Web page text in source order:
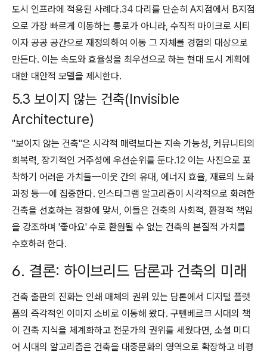
도시 인프라에 적용된 사례다.34 다리를 단순히 A지점에서 B지점
으로 가장 빠르게 이동하는 통로가 아니라, 수직적 마이크로 시티
이자 공공 공간으로 재정의하여 이동 그 자체를 경험의 대상으로
만든다. 이는 속도와 효율성을 최우선으로 하는 현대 도시 계획에
대한 대안적 모델을 제시한다.
5.3 보이지 않는 건축(Invisible
Architecture)
"보이지 않는 건축"은 시각적 매력보다는 지속 가능성, 커뮤니티의
회복력, 장기적인 거주성에 우선순위를 둔다.12 이는 사진으로 포
착하기 어려운 가치들—이웃 간의 유대, 에너지 효율, 재료의 노화
과정 등—에 집중한다. 인스타그램 알고리즘이 시각적으로 화려한
건축을 선호하는 경향에 맞서, 이들은 건축의 사회적, 환경적 책임
을 강조하며 '좋아요' 수로 환원될 수 없는 건축의 본질적 가치를
수호하려 한다.
6. 결론: 하이브리드 담론과 건축의 미래
건축 출판의 진화는 인쇄 매체의 권위 있는 담론에서 디지털 플랫
폼의 즉각적인 이미지 소비로 이동해 왔다. 구텐베르크 시대의 책
이 건축 지식을 체계화하고 전문가의 권위를 세웠다면, 소셜 미디
어 시대의 알고리즘은 건축을 대중문화의 영역으로 확장하고 비평